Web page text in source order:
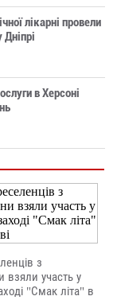
лікарні провели
в Херсоні
з
взяли участь у
"Смак літа" в